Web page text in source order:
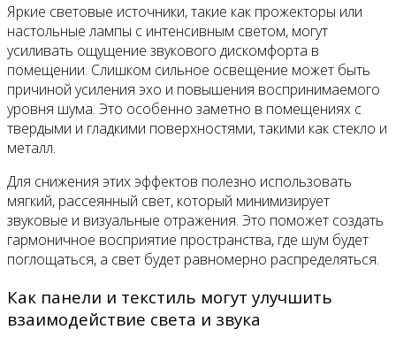
Яркие световые источники, такие как прожекторы или
настольные лампы с интенсивным светом, могут
усиливать ощущение звукового дискомфорта в
помещении. Слишком сильное освещение может быть
причиной усиления эхо и повышения воспринимаемого
уровня шума. Это особенно заметно в помещениях с
твердыми и гладкими поверхностями, такими как стекло и
металл.
Для снижения этих эффектов полезно использовать
мягкий, рассеянный свет, который минимизирует
звуковые и визуальные отражения. Это поможет создать
гармоничное восприятие пространства, где шум будет
поглощаться, а свет будет равномерно распределяться.
Как панели и текстиль могут улучшить
взаимодействие света и звука